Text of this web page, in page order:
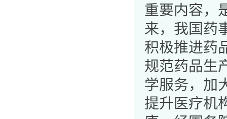
重要内容，
来，我国药
积极推进药
规范药品生
学服务，加
提升医疗机